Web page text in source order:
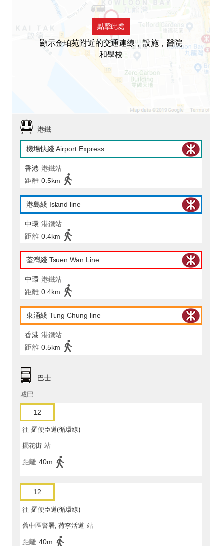
點擊此處
顯示金珀苑附近的交通連線，設施，醫院
和學校
港鐵
機場快綫 Airport Express
香港 港鐵站
距離 0.5km
港島綫 Island line
中環 港鐵站
距離 0.4km
荃灣綫 Tsuen Wan Line
中環 港鐵站
距離 0.4km
東涌綫 Tung Chung line
香港 港鐵站
距離 0.5km
巴士
城巴
12
往 羅便臣道(循環線)
擺花街 站
距離 40m
12
往 羅便臣道(循環線)
舊中區警署, 荷李活道 站
距離 40m